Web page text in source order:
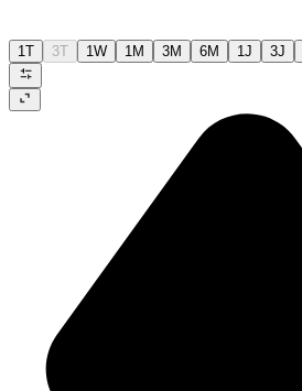
1T 3T 1W 1M 3M 6M 1J 3J